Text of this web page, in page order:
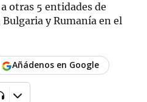
otras 5 entidades de
y Rumanía en el
Añádenos en Google